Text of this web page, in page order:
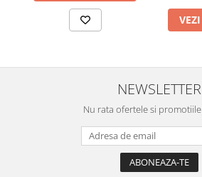
NEWSLETTER
Nu rata ofertele si